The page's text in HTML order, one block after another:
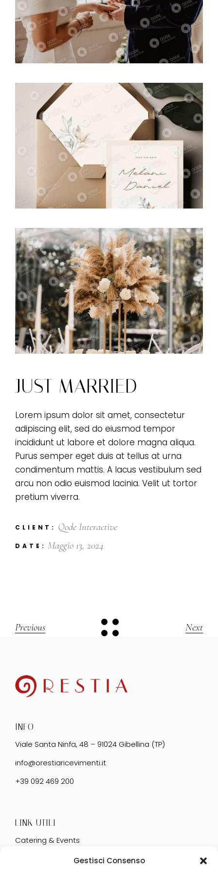
Gestisci Consenso
JUST MARRIED
Lorem ipsum dolor sit amet, consectetur
adipiscing elit, sed do eiusmod tempor
incididunt ut labore et dolore magna aliqua.
Purus semper eget duis at tellus at urna
condimentum mattis. A lacus vestibulum sed
arcu non odio euismod lacinia. Velit ut tortor
pretium viverra.
CLIENT: Qode Interactive
DATE: Maggio 13, 2024
Previous Next
INFO
Viale Santa Ninfa, 48 – 91024 Gibellina (TP)
info@orestiaricevimenti.it
+39 092 469 200
LINK UTILI
Catering & Events